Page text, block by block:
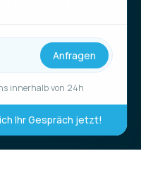
Web-Entwicklung
Mobile-Entwicklung
Anfragen
innerhalb von 24h
Ihr Gespräch jetzt!